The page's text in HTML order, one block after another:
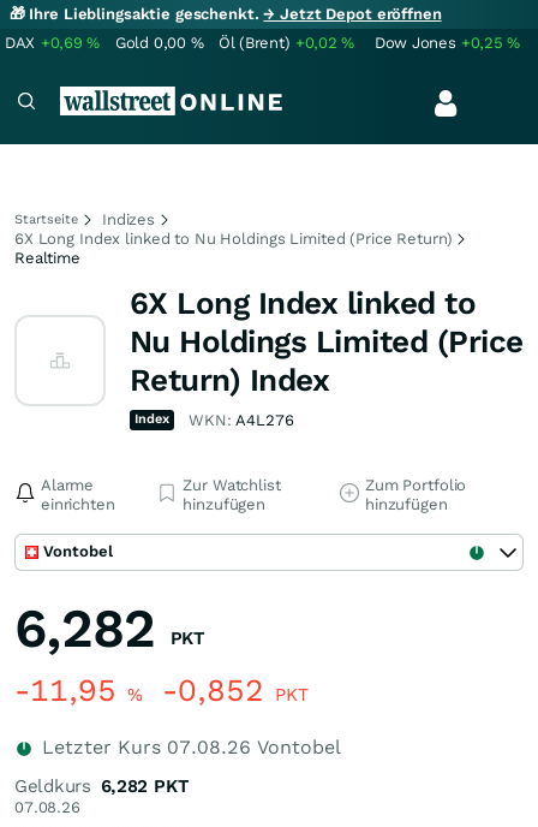
🎁 Ihre Lieblingsaktie geschenkt.→ Jetzt Depot eröffnen
DAX +0,69% Gold 0,00 % Öl (Brent) +0,02% Dow Jones +0,25%
Startseite
Indizes
6X Long Index linked to Nu Holdings Limited (Price Return)
Realtime
6X Long Index linked to
Nu Holdings Limited (Price
Return) Index
Index WKN:A4L276
Alarme
einrichten
Zur Watchlist
hinzufügen
Zum Portfolio
hinzufügen
Vontobel
6,282 PKT
-11,95 % -0,852 PKT
Letzter Kurs 07.08.26 Vontobel
Geldkurs
07.08.26
6,282 PKT